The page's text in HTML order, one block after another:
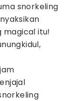
snorkeling
magical itu!